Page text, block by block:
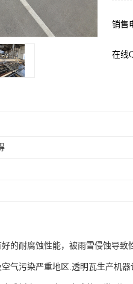
销售
在线
的耐腐蚀性能，被雨雪侵蚀导
气污染严重地区.透明瓦生产机